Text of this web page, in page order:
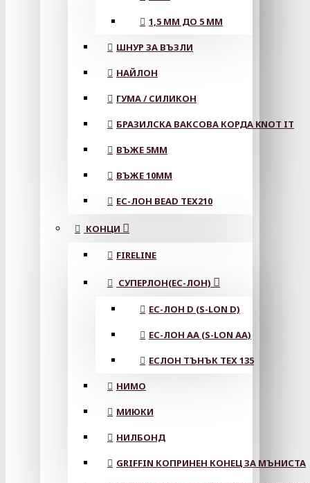
1,5 ММ ДО 5 ММ
ШНУР ЗА ВЪЗЛИ
НАЙЛОН
ГУМА / СИЛИКОН
БРАЗИЛСКА ВАКСОВА КОРДА KNOT IT
ВЪЖЕ 5MM
ВЪЖЕ 10MM
ЕС-ЛОН BEAD TEX210
КОНЦИ
FIRELINE
СУПЕРЛОН(ЕС-ЛОН)
ЕС-ЛОН D (S-LON D)
ЕС-ЛОН АА (S-LON AA)
ЕСЛОН ТЪНЪК TEX 135
НИМО
МИЮКИ
НИЛБОНД
GRIFFIN КОПРИНЕН КОНЕЦ ЗА МЪНИСТА